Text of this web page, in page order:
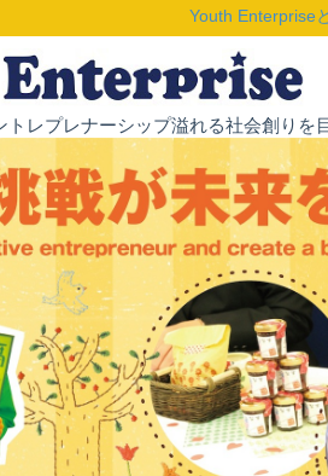
Youth Enterprise
トレプレナーシップ溢れる社会創り